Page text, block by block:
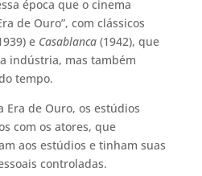
época que o cinema
de Ouro”, com clássicos
e Casablanca(1942), que
indústria, mas também
tempo.
Era de Ouro, os estúdios
com os atores, que
aos estúdios e tinham suas
controladas.